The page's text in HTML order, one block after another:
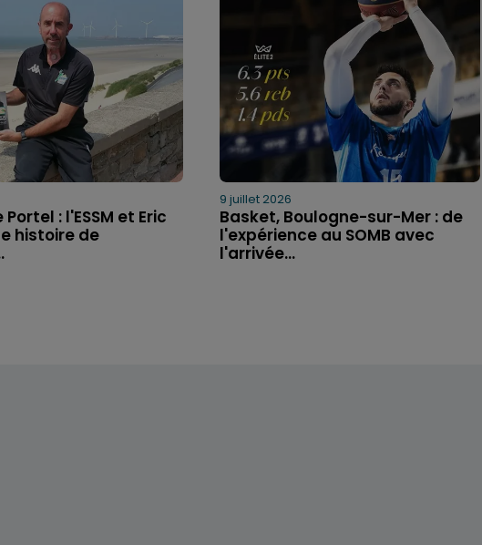
: l'ESSM et Eric
histoire de
9 juillet 2026
Basket, Boulogne-sur-Mer : de
l'expérience au SOMB avec
l'arrivée...